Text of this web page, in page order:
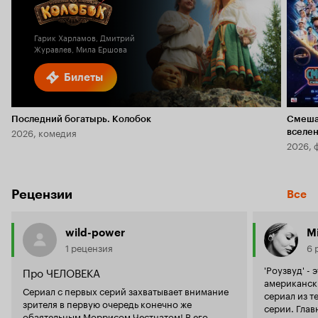
Билеты
Гарик Харламов, Дмитрий
Журавлев, Мила Ершова
Последний богатырь. Колобок
2026, комедия
6.1
2026,
Рецензии Все
wild-power
1 рецензия
Про ЧЕЛОВЕКА
Сериал с первых серий захватывает внимание
зрителя в первую очередь конечно же
6
'Роузвуд' -
сериал из
серии. Главный герой-патологоанатом из